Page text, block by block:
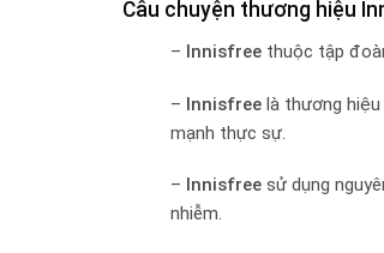
Câu chuyện thương hiệu
– Innisfree thuộc tập
– Innisfree là thương
mạnh thực sự.
– Innisfree sử dụng
nhiễm.